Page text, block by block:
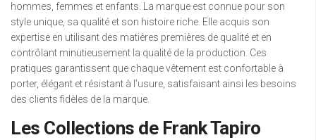
hommes, femmes et enfants. La marque est connue pour son
style unique, sa qualité et son histoire riche. Elle acquis son
expertise en utilisant des matières premières de qualité et en
contrôlant minutieusement la qualité de la production. Ces
pratiques garantissent que chaque vêtement est confortable à
porter, élégant et résistant à l’usure, satisfaisant ainsi les besoins
des clients fidèles de la marque.
Les Collections de Frank Tapiro